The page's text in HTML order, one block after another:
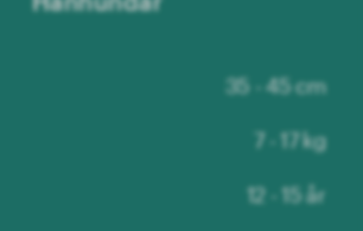
35 - 45 cm
7 - 17 kg
12 - 15 år